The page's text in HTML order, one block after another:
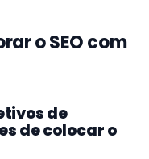
o SEO com
de
de colocar o